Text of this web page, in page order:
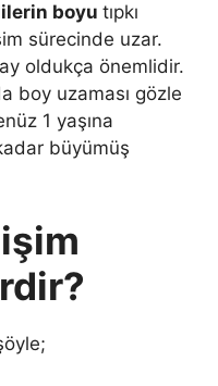
boyu tıpkı
sürecinde uzar.
oldukça önemlidir.
boy uzaması gözle
1 yaşına
büyümüş